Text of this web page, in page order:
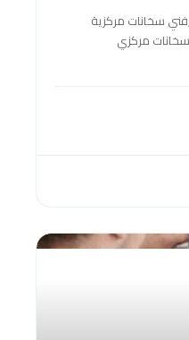
سخانات مركزية
مركزي